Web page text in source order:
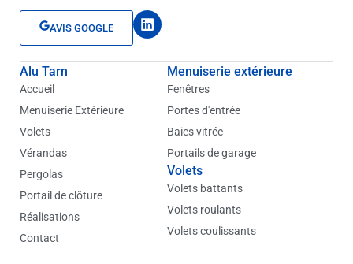
AVIS GOOGLE
L
i
k
Alu Tarn
Accueil
Menuiserie Extérieure
Volets
Vérandas
Pergolas
Portail de clôture
Réalisations
Contact
Menuiserie extérieure
Fenêtres
Portes d'entrée
Baies vitrée
Portails de garage
Volets
Volets battants
Volets roulants
Volets coulissants